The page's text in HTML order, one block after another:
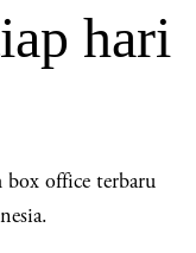
hari
office terbaru